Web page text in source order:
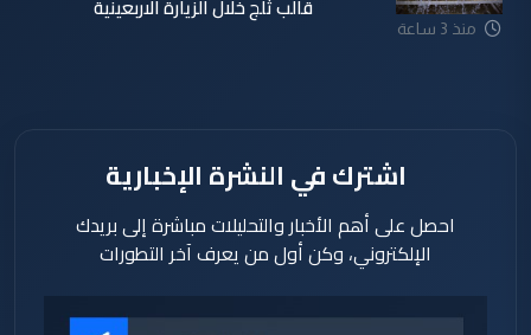
منذ 3 ساعة
قالب ثلج خلال الزيارة الاربعينية
اشترك في النشرة الإخبارية
احصل على أهم الأخبار والتحليلات مباشرة إلى بريدك
الإلكتروني، وكن أول من يعرف آخر التطورات